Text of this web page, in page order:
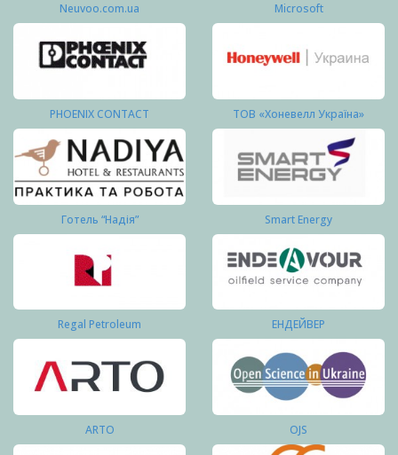
Neuvoo.com.ua Microsoft
PHOENIX CONTACT ТОВ «Хоневелл Україна»
Готель “Надія” Smart Energy
Regal Petroleum ЕНДЕЙВЕР
ARTO OJS